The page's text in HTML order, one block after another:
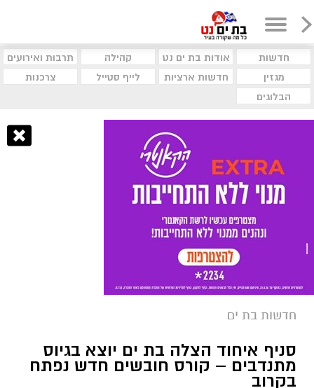
חדשות אודות בת ים נט קהילה
תרבות ואירועים
מגזין
חדשות ארציות לייף סטייל
צרכנות
הבלוגים
חדשות בת ים
סניף איחוד הצלה בת ים יוצא בגיוס
מתנדבים – קורס חובשים חדש נפתח
בקרוב